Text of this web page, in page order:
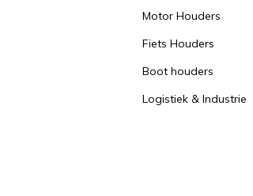
Motor Houders
Fiets Houders
Boot houders
Logistiek & Industrie